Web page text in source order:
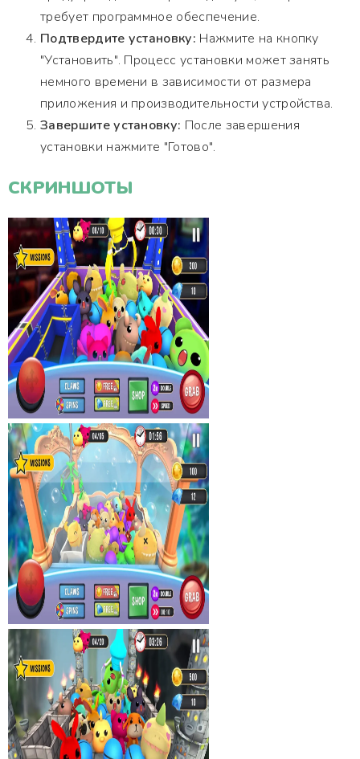
требует программное обеспечение.
Подтвердите установку: Нажмите на кнопку
"Установить". Процесс установки может занять
немного времени в зависимости от размера
приложения и производительности устройства.
Завершите установку: После завершения
установки нажмите "Готово".
СКРИНШОТЫ